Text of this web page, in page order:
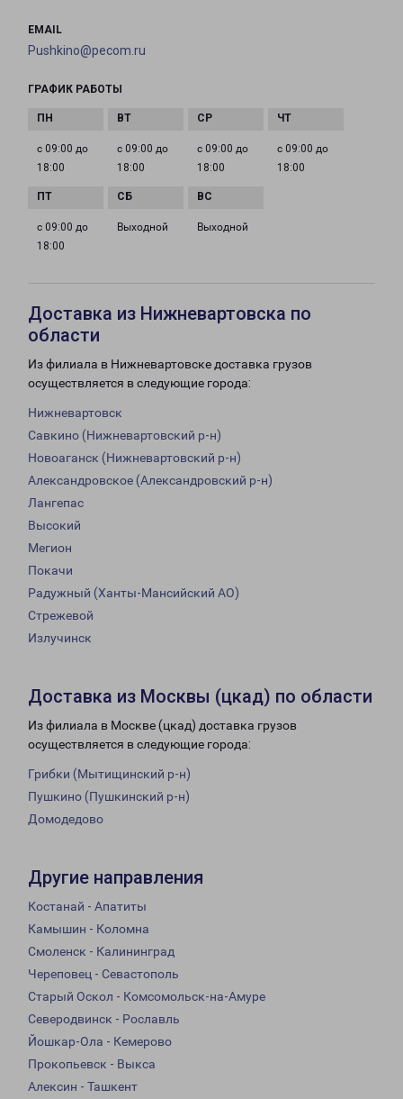
EMAIL
Pushkino@pecom.ru
ГРАФИК РАБОТЫ
с 09:00 до
18:00
с 09:00 до
18:00
с 09:00 до
18:00
с 09:00 до
18:00
с 09:00 до
18:00
Выходной Выходной
Доставка из Нижневартовска по
области
Из филиала в Нижневартовске доставка грузов
осуществляется в следующие города:
Нижневартовск
Савкино (Нижневартовский р-н)
Новоаганск (Нижневартовский р-н)
Александровское (Александровский р-н)
Лангепас
Высокий
Мегион
Покачи
Радужный (Ханты-Мансийский АО)
Стрежевой
Излучинск
Доставка из Москвы (цкад) по области
Из филиала в Москве (цкад) доставка грузов
осуществляется в следующие города:
Грибки (Мытищинский р-н)
Пушкино (Пушкинский р-н)
Домодедово
Другие направления
Костанай - Апатиты
Камышин - Коломна
Смоленск - Калининград
Череповец - Севастополь
Старый Оскол - Комсомольск-на-Амуре
Северодвинск - Рославль
Йошкар-Ола - Кемерово
Прокопьевск - Выкса
Алексин - Ташкент